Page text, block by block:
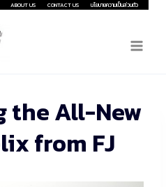
ABOUT US CONTACT US นโยบายความเป็นส่วนตัว
the All-New
from FJ